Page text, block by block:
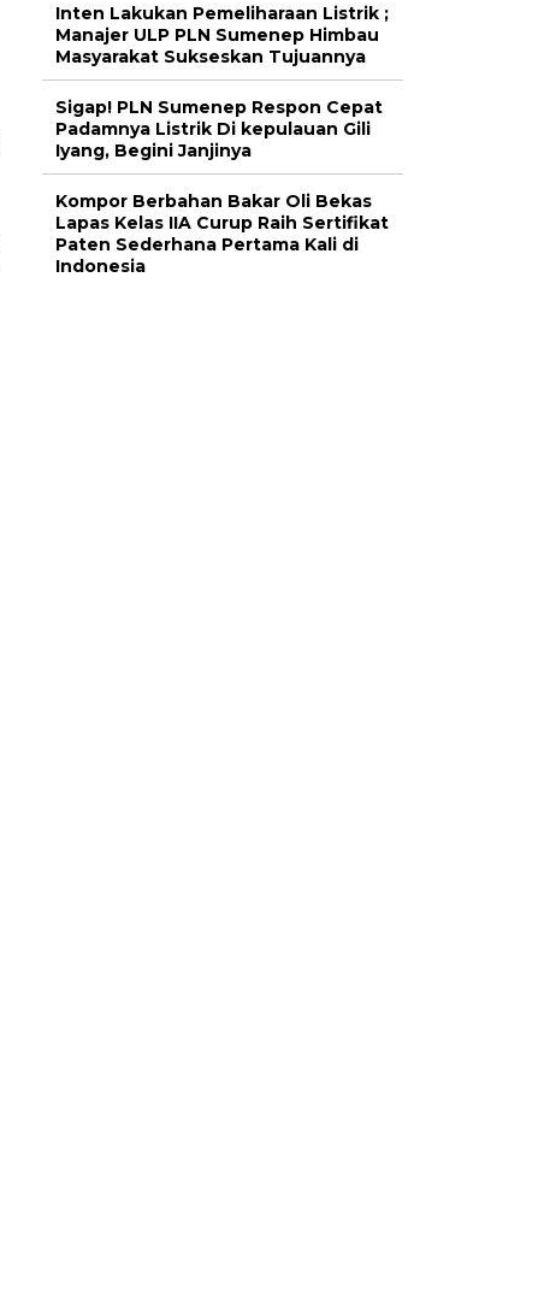
Inten Lakukan Pemeliharaan Listrik ;
Manajer ULP PLN Sumenep Himbau
Masyarakat Sukseskan Tujuannya
Sigap! PLN Sumenep Respon Cepat
Padamnya Listrik Di kepulauan Gili
Iyang, Begini Janjinya
Kompor Berbahan Bakar Oli Bekas
Lapas Kelas IIA Curup Raih Sertifikat
Paten Sederhana Pertama Kali di
Indonesia